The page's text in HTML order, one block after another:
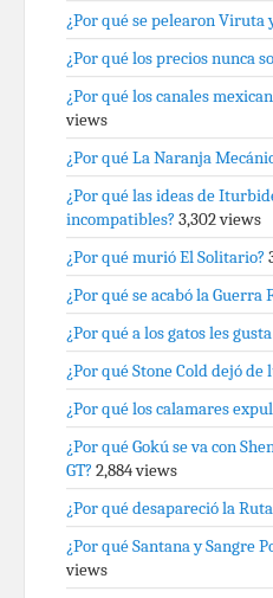
¿Por qué se pelearon Viruta
¿Por qué los precios nunca
¿Por qué los canales
views
¿Por qué La Naranja
¿Por qué las ideas de
incompatibles? 3,302 views
¿Por qué murió El Solitario?
¿Por qué se acabó la Guerra
¿Por qué a los gatos les
¿Por qué Stone Cold dejó de
¿Por qué los calamares
¿Por qué Gokú se va con
GT? 2,884 views
¿Por qué desapareció la
¿Por qué Santana y Sangre
views